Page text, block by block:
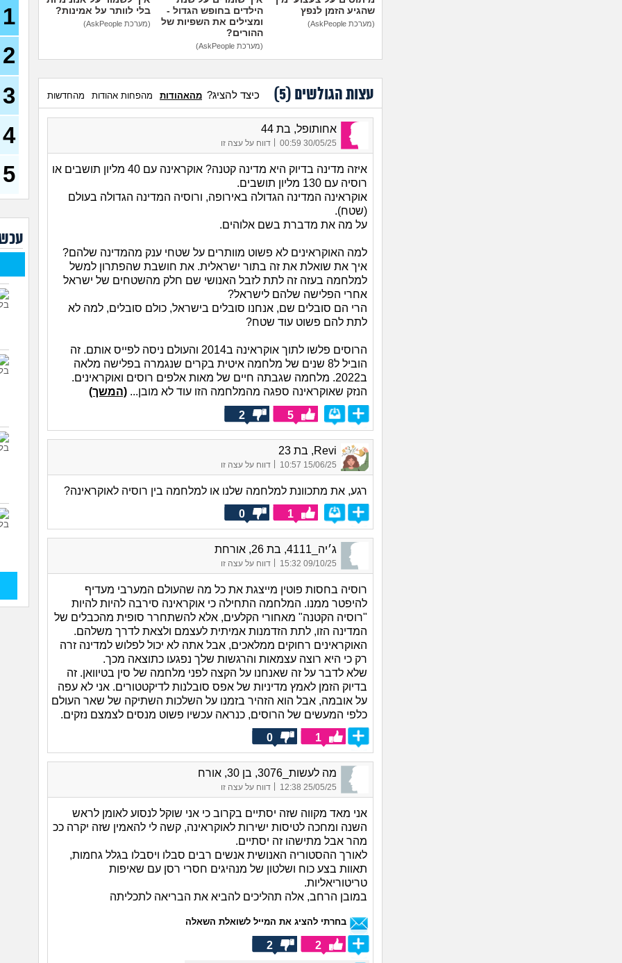
שהגיע הזמן לנפץ
(מערכת AskPeople)
הילדים בחופש הגדול -
ומצילים את השפיות של
ההורים?
(מערכת AskPeople)
בלי לוותר על אמינות?
(מערכת AskPeople)
עצות הגולשים (5
) כיצד להציג? מהאהודות מהפחות אהודות מהחדשות
אחותופל, בת 44
30/05/25 00:59 דווח על עצה זו
איזה מדינה בדיוק היא מדינה קטנה? אוקראינה עם 40 מליון תושבים או
רוסיה עם 130 מליון תושבים.
אוקראינה המדינה הגדולה באירופה, ורוסיה המדינה הגדולה בעולם
(שטח).
על מה את מדברת בשם אלוהים.
למה האוקראינים לא פשוט מוותרים על שטחי ענק מהמדינה שלהם?
איך את שואלת את זה בתור ישראלית. את חושבת שהפתרון למשל
למלחמה בעזה זה לתת לזבל האנושי שם חלק מהשטחים של ישראל
אחרי הפלישה שלהם לישראל?
הרי הם סובלים שם, אנחנו סובלים בישראל, כולם סובלים, למה לא
לתת להם פשוט עוד שטח?
הרוסים פלשו לתוך אוקראינה ב2014 והעולם ניסה לפייס אותם. זה
הוביל ל8 שנים של מלחמה איטית בקרים שנגמרה בפלישה מלאה
ב2022. מלחמה שגבתה חיים של מאות אלפים רוסים ואוקראינים.
הנזק שאוקראינה ספגה מהמלחמה הזו עוד לא מובן... (המשך)
5
2
Revi, בת 23
15/06/25 10:57
| דווח על עצה זו
רגע, את מתכוונת למלחמה שלנו או למלחמה בין רוסיה לאוקראינה?
1
0
ג׳יה_4111, בת 26, אורחת
09/10/25 15:32 דווח על עצה זו
רוסיה בחסות פוטין מייצגת את כל מה שהעולם המערבי מעדיף
להיפטר ממנו. המלחמה התחילה כי אוקראינה סירבה להיות להיות
"רוסיה הקטנה" מאחורי הקלעים, אלא להשתחרר סופית מהכבלים של
המדינה הזו, לתת הזדמנות אמיתית לעצמם ולצאת לדרך משלהם.
האוקראינים רחוקים ממלאכים, אבל אתה לא יכול לפלוש למדינה זרה
רק כי היא רוצה עצמאות והרגשות שלך נפגעו כתוצאה מכך.
שלא לדבר על זה שאנחנו על הקצה לפני מלחמה של סין בטיוואן. זה
בדיוק הזמן לאמץ מדיניות של אפס סובלנות לדיקטטורים. אני לא עפה
על אובמה, אבל הוא הזהיר בזמנו על השלכות השתיקה של שאר העולם
כלפי המעשים של הרוסים, כנראה עכשיו פשוט מנסים לצמצם נזקים.
1
0
מה לעשות_3076, בן 30, אורח
25/05/25 12:38 דווח על עצה זו
אני מאד מקווה שזה יסתיים בקרוב כי אני שוקל לנסוע לאומן לראש
השנה ומחכה לטיסות ישירות לאוקראינה, קשה לי להאמין שזה יקרה ככ
מהר אבל מתישהו זה יסתיים.
לאורך ההסטוריה האנושית אנשים רבים סבלו ויסבלו בגלל גחמות,
תאוות בצע כוח ושלטון של מנהיגים חסרי רסן עם שאיפות
טריטוריאליות.
במובן הרחב, אלה תהליכים להביא את הבריאה לתכליתה
בחרתי להציג את המייל לשואלת השאלה
2
2
בת 23)
30)
עם
1
2
3
4
5